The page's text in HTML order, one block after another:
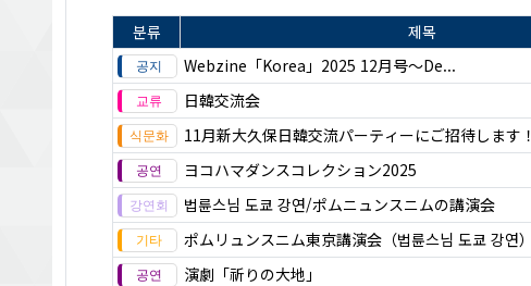
분류 제목
Webzine「Korea」2025 12月号～De...
日韓交流会
11月新大久保日韓交流パーティーにご招待します！
ヨコハマダンスコレクション2025
법륜스님 도쿄 강연/ポムニュンスニムの講演会
ポムリュンスニム東京講演会（법륜스님 도쿄 강연）
演劇「祈りの大地」